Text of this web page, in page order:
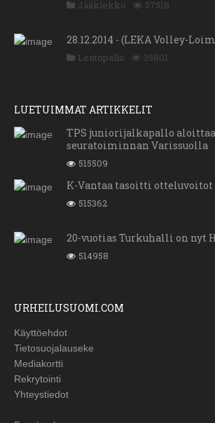
Jääkiekko 37518
28.12.2014 - (LEKA Volley-
Lentopallo 35801
LUETUIMMAT ARTIKKELIT
TPS juniorijalkapallo
seuratoiminnan Varissuolla
515509
K-Vantaa tasoitti otteluvoitot
515362
20-vuotias Turkuhalli on nyt
514958
URHEILUSUOMI.COM
Käyttöehdot
Tietosuojalauseke
Mediakortti
Rekrytointi
Yhteystiedot